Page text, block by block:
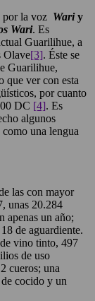
por la voz Wariy
Wari. Es
Guarilihue, a
Olave[3]. Éste se
Guarilihue,
que ver con esta
por cuanto
DC [4]. Es
algunos
una lengua
las con mayor
unas 20.284
apenas un año;
de aguardiente.
vino tinto, 497
de uso
cueros; una
cocido y un